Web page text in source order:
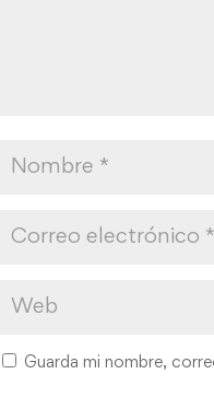
Guarda mi nombre,